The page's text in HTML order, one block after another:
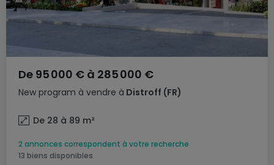
New program à vendre à Distroff (FR)
De 95 000 € à 285 000 €
De 28 à 89 m²
2 annonces correspondent à votre recherche
13 biens disponibles